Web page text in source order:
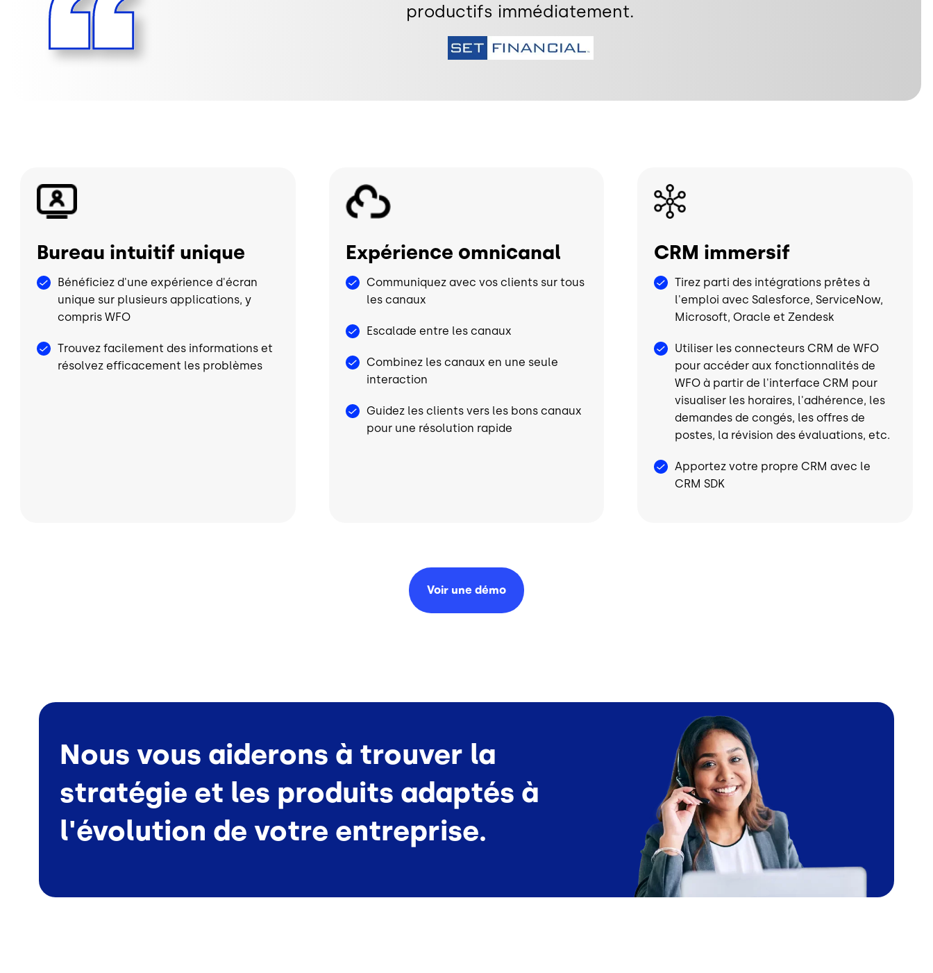
productifs immédiatement.
Image
Image
Bureau intuitif unique
Bénéficiez d'une expérience d'écran
unique sur plusieurs applications, y
compris WFO
Trouvez facilement des informations et
résolvez efficacement les problèmes
Image
Expérience omnicanal
Communiquez avec vos clients sur tous
les canaux
Escalade entre les canaux
Combinez les canaux en une seule
interaction
Guidez les clients vers les bons canaux
pour une résolution rapide
Image
CRM immersif
Tirez parti des intégrations prêtes à
l'emploi avec Salesforce, ServiceNow,
Microsoft, Oracle et Zendesk
Utiliser les connecteurs CRM de WFO
pour accéder aux fonctionnalités de
WFO à partir de l'interface CRM pour
visualiser les horaires, l'adhérence, les
demandes de congés, les offres de
postes, la révision des évaluations, etc.
Apportez votre propre CRM avec le
CRM SDK
Voir une démo
Nous vous aiderons à trouver la
stratégie et les produits adaptés à
l'évolution de votre entreprise.